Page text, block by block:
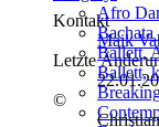
Afro
Ballett,
Ballett,
Kontakt
Maik
Letzte
©